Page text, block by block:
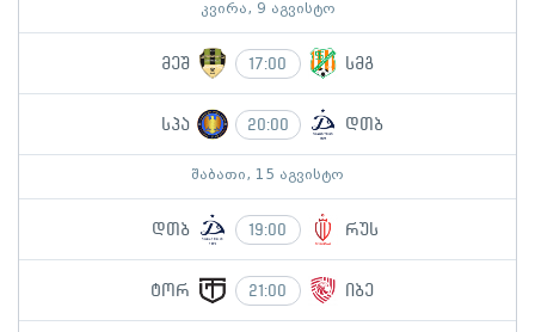
კვირა, 9 აგვისტო
მეშ 17:00 სმგ
სპა 20:00 დთბ
შაბათი, 15 აგვისტო
დთბ 19:00 რუს
ტორ 21:00 იბე